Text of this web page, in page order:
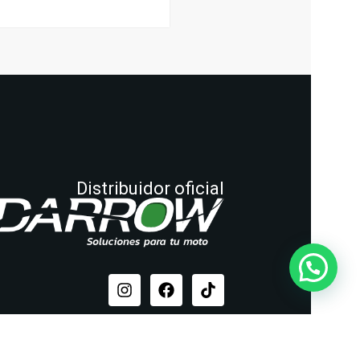
Distribuidor oficial